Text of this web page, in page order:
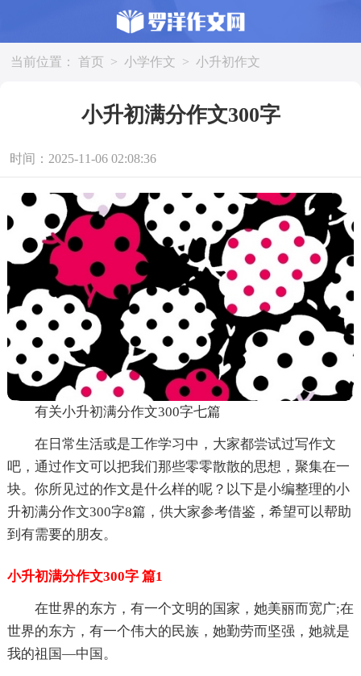
当前位置： 首页 > 小学作文 > 小升初作文
小升初满分作文300字
时间：2025-11-06 02:08:36
有关小升初满分作文300字七篇
在日常生活或是工作学习中，大家都尝试过写作文
吧，通过作文可以把我们那些零零散散的思想，聚集在一
块。你所见过的作文是什么样的呢？以下是小编整理的小
升初满分作文300字8篇，供大家参考借鉴，希望可以帮助
到有需要的朋友。
小升初满分作文300字 篇1
在世界的东方，有一个文明的国家，她美丽而宽广;在
世界的东方，有一个伟大的民族，她勤劳而坚强，她就是
我的祖国—中国。